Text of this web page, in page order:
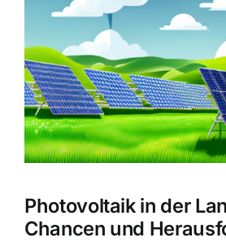
Photovoltaik in der
Chancen und